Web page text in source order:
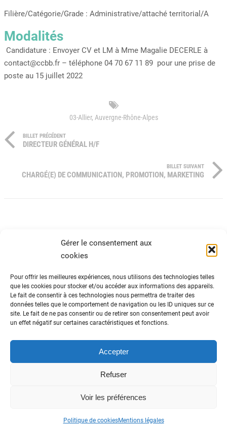
Gérer le consentement aux
cookies
Pour offrir les meilleures expériences, nous utilisons des technologies telles
que les cookies pour stocker et/ou accéder aux informations des appareils.
Le fait de consentir à ces technologies nous permettra de traiter des
données telles que le comportement de navigation ou les ID uniques sur ce
site. Le fait de ne pas consentir ou de retirer son consentement peut avoir
un effet négatif sur certaines caractéristiques et fonctions.
Accepter
Refuser
Voir les préférences
Politique de cookiesMentions légales
Filière/Catégorie/Grade : Administrative/attaché territorial/A
Modalités
Candidature : Envoyer CV et LM à Mme Magalie DECERLE à
contact@ccbb.fr – téléphone 04 70 67 11 89 pour une prise de
poste au 15 juillet 2022
03-Allier, Auvergne-Rhône-Alpes
BILLET PRÉCÉDENT
DIRECTEUR GÉNÉRAL H/F
BILLET SUIVANT
CHARGÉ(E) DE COMMUNICATION, PROMOTION, MARKETING
ADN Tourisme
Fédération nationale des organismes
institutionnels de tourisme
Données personnelles